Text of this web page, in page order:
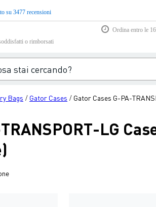
su 3477 recensioni
Ordina entro le
o rimborsati
Bags / Gator Cases / Gator Cases G-PA-
LG